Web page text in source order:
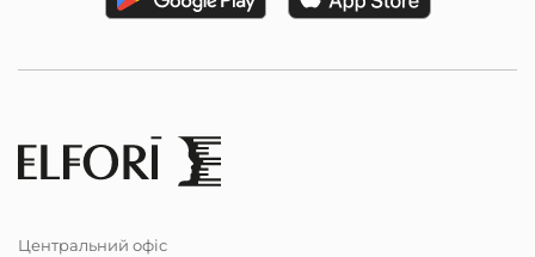
Центральний офіс